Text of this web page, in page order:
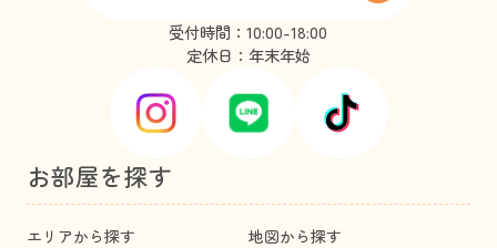
受付時間：10:00-18:00
定休日：年末年始
お部屋を探す
エリアから探す
地図から探す